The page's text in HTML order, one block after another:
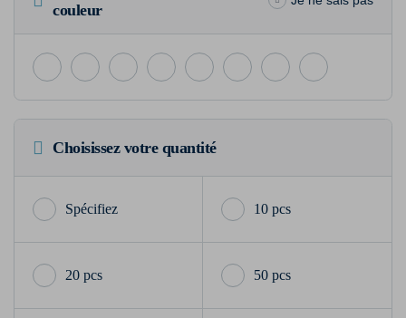
couleur
Choisissez votre quantité
10 pcs
20 pcs 50 pcs